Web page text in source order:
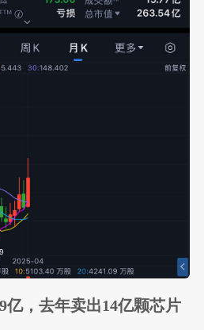
亿，去年卖出14亿颗芯片